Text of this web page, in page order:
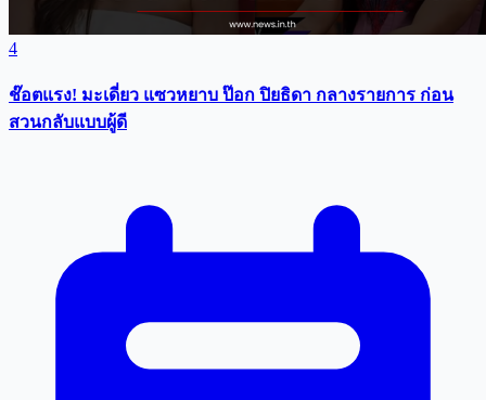
4
ช๊อตแรง! มะเดี่ยว แซวหยาบ ป๊อก ปิยธิดา กลางรายการ ก่อน
สวนกลับแบบผู้ดี